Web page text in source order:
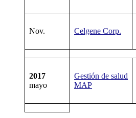
Nov. Celgene Corp.
2017
mayo
Gestión de salud
MAP